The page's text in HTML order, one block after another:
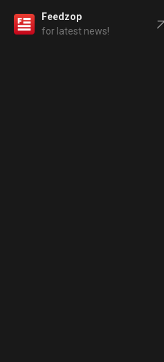
Feedzop
for latest news!